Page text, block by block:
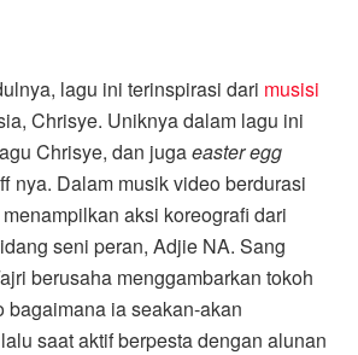
lagu ini terinspirasi dari musisi
Chrisye. Uniknya dalam lagu ini
Chrisye, dan jugaeaster egg
nya. Dalam musik video berdurasi
aksi koreografi dari
seni peran, Adjie NA. Sang
berusaha menggambarkan tokoh
bagaimana ia seakan-akan
saat aktif berpesta dengan alunan